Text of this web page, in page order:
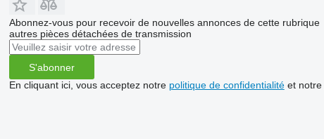
Abonnez-vous pour recevoir de nouvelles annonces de cette rubrique
autres pièces détachées de transmission
S'abonner
En cliquant ici, vous acceptez notre politique de confidentialitéet notre